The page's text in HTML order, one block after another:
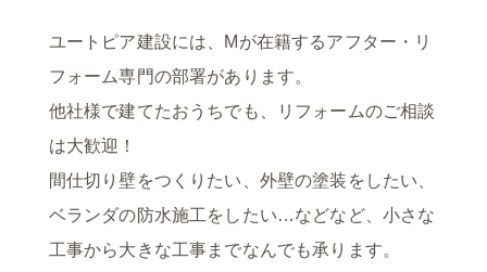
ユートピア建設には、Mが在籍するアフター・リ
フォーム専門の部署があります。
他社様で建てたおうちでも、リフォームのご相談
は大歓迎！
間仕切り壁をつくりたい、外壁の塗装をしたい、
ベランダの防水施工をしたい…などなど、小さな
工事から大きな工事までなんでも承ります。